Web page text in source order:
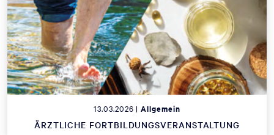
13.03.2026 |Allgemein
ÄRZTLICHE FORTBILDUNGSVERANSTALTUNG